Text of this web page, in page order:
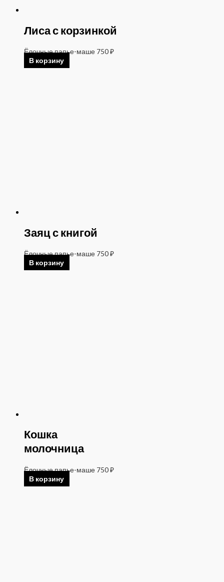
Лиса с корзинкой
Ёлочные папье-маше 750₽
В корзину
Заяц с книгой
Ёлочные папье-маше 750₽
В корзину
Кошка
молочница
Ёлочные папье-маше 750₽
В корзину